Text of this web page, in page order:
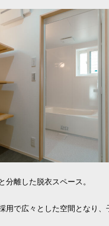
分離した脱衣スペース。
用で広々とした空間となり、